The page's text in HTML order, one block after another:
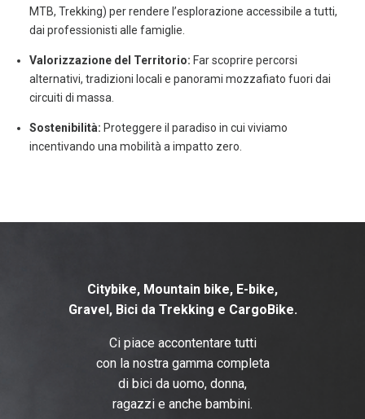
MTB, Trekking) per rendere l’esplorazione accessibile a tutti,
dai professionisti alle famiglie.
Valorizzazione del Territorio: Far scoprire percorsi
alternativi, tradizioni locali e panorami mozzafiato fuori dai
circuiti di massa.
Sostenibilità: Proteggere il paradiso in cui viviamo
incentivando una mobilità a impatto zero.
Citybike, Mountain bike, E-bike,
Gravel, Bici da Trekking e CargoBike.
Ci piace accontentare tutti
con la nostra gamma completa
di bici da uomo, donna,
ragazzi e anche bambini.